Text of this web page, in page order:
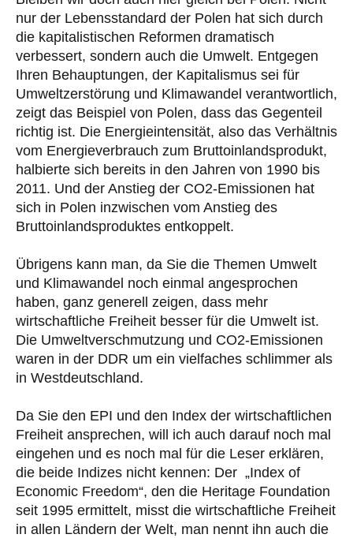
nur der Lebensstandard der Polen hat sich durch
die kapitalistischen Reformen dramatisch
verbessert, sondern auch die Umwelt. Entgegen
Ihren Behauptungen, der Kapitalismus sei für
Umweltzerstörung und Klimawandel verantwortlich,
zeigt das Beispiel von Polen, dass das Gegenteil
richtig ist. Die Energieintensität, also das Verhältnis
vom Energieverbrauch zum Bruttoinlandsprodukt,
halbierte sich bereits in den Jahren von 1990 bis
2011. Und der Anstieg der CO2-Emissionen hat
sich in Polen inzwischen vom Anstieg des
Bruttoinlandsproduktes entkoppelt.
Übrigens kann man, da Sie die Themen Umwelt
und Klimawandel noch einmal angesprochen
haben, ganz generell zeigen, dass mehr
wirtschaftliche Freiheit besser für die Umwelt ist.
Die Umweltverschmutzung und CO2-Emissionen
waren in der DDR um ein vielfaches schlimmer als
in Westdeutschland.
Da Sie den EPI und den Index der wirtschaftlichen
Freiheit ansprechen, will ich auch darauf noch mal
eingehen und es noch mal für die Leser erklären,
die beide Indizes nicht kennen: Der „Index of
Economic Freedom“, den die Heritage Foundation
seit 1995 ermittelt, misst die wirtschaftliche Freiheit
in allen Ländern der Welt, man nennt ihn auch die